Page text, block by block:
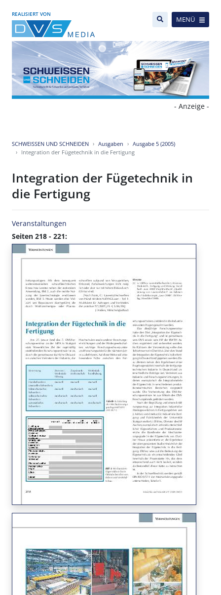
REALISIERT VON
MENÜ
- Anzeige -
SCHWEISSEN UND SCHNEIDEN Ausgaben
Ausgabe 5 (2005)
Integration der Fügetechnik in die Fertigung
Integration der Fügetechnik in
die Fertigung
Veranstaltungen
Seiten 218 - 221: